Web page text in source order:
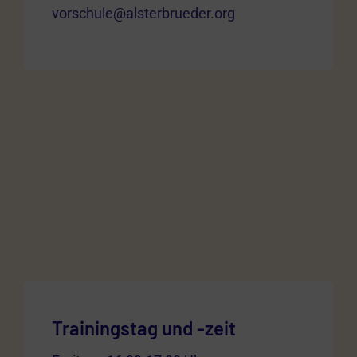
vorschule@alsterbrueder.org
Trainingstag und -zeit